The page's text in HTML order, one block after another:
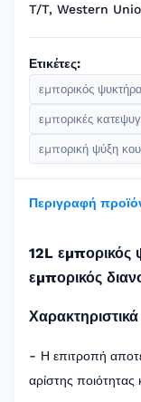
T/T, Western
Ετικέτες:
εμπορικός
εμπορικές
εμπορική ψύξη
Περιγραφή
12L εμπορικός
εμπορικός
- Η επιτροπή
αρίστης ποιότητας